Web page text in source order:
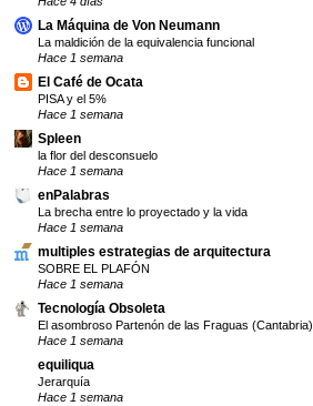
La Máquina de Von Neumann
La maldición de la equivalencia funcional
Hace 1 semana
El Café de Ocata
PISA y el 5%
Hace 1 semana
Spleen
la flor del desconsuelo
Hace 1 semana
enPalabras
La brecha entre lo proyectado y la vida
Hace 1 semana
multiples estrategias de arquitectura
SOBRE EL PLAFÓN
Hace 1 semana
Tecnología Obsoleta
El asombroso Partenón de las Fraguas (Cantabria)
Hace 1 semana
equiliqua
Jerarquía
Hace 1 semana